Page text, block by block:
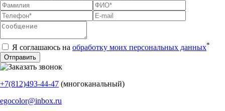
Я соглашаюсь на обработку моих персональных данных*
+7(812)493-44-47 (многоканальный)
egocolor@inbox.ru